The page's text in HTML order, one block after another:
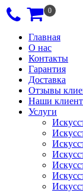
0
Главная
О нас
Контакты
Гарантия
Доставка
Отзывы
Наши
Услуги